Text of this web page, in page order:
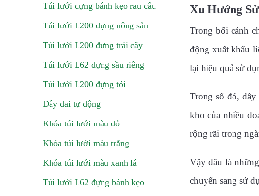
Xu Hướng
Trong bối cảnh
động xuất khẩu
lại hiệu quả sử
Trong số đó,
kho của nhiều
rộng rãi trong
Vậy đâu là
chuyển sang sử
Túi lưới đựng bánh kẹo rau câu
Túi lưới L200 đựng nông sản
Túi lưới L200 đựng trái cây
Túi lưới L62 đựng sầu riêng
Túi lưới L200 đựng tỏi
Dây đai tự động
Khóa túi lưới màu đỏ
Khóa túi lưới màu trắng
Khóa túi lưới màu xanh lá
Túi lưới L62 đựng bánh kẹo